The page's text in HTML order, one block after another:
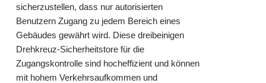
sicherzustellen, dass nur autorisierten
Benutzern Zugang zu jedem Bereich eines
Gebäudes gewährt wird. Diese dreibeinigen
Drehkreuz-Sicherheitstore für die
Zugangskontrolle sind hocheffizient und können
mit hohem Verkehrsaufkommen und